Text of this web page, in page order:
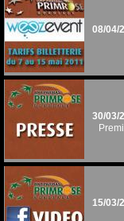
08/04/
30/03/
15/03/